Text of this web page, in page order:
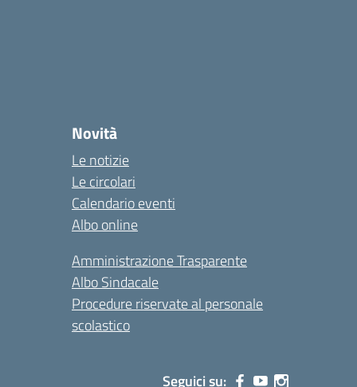
Novità
Le notizie
Le circolari
Calendario eventi
Albo online
Amministrazione Trasparente
Albo Sindacale
Procedure riservate al personale
scolastico
Seguici su: